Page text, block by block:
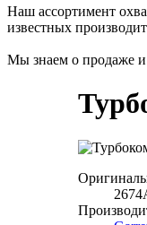
Наш ассортимент
известных
Мы знаем о продаже и